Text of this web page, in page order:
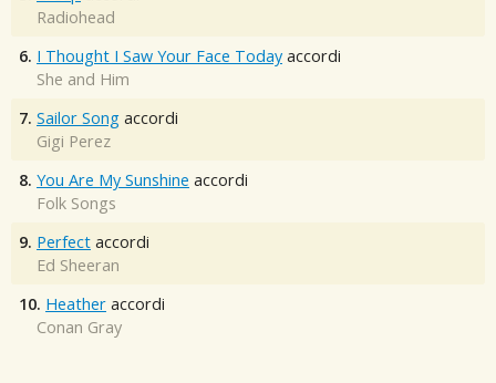
Radiohead
6. I Thought I Saw Your Face Today accordi
She and Him
7. Sailor Song accordi
Gigi Perez
8. You Are My Sunshine accordi
Folk Songs
9. Perfect accordi
Ed Sheeran
10. Heather accordi
Conan Gray